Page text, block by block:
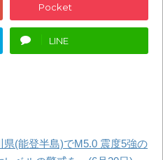
Pocket
LINE
県(能登半島)でM5.0 震度5強の